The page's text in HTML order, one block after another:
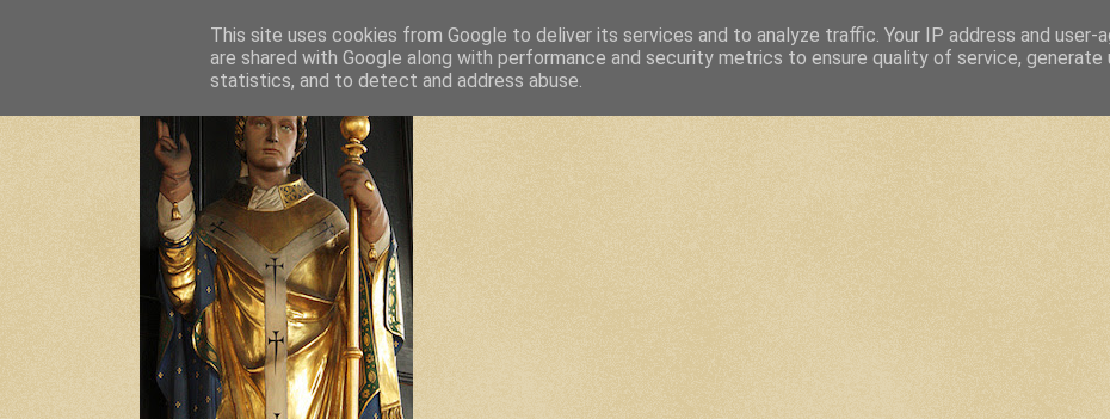
This site uses cookies from Google to deliver its services and to analyze traffic. Your IP address and user-
are shared with Google along with performance and security metrics to ensure quality of service, generate
statistics, and to detect and address abuse.